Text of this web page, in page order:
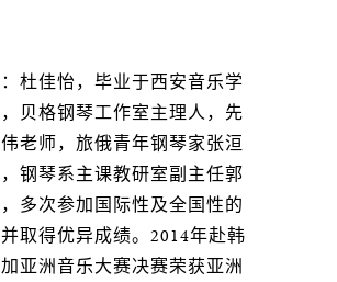
杜佳怡，毕业于西安音乐学
贝格钢琴工作室主理人，先
老师，旅俄⻘年钢琴家张洹
钢琴系主课教研室副主任郭
多次参加国际性及全国性的
取得优异成绩。2014年赴韩
亚洲音乐大赛决赛荣获亚洲